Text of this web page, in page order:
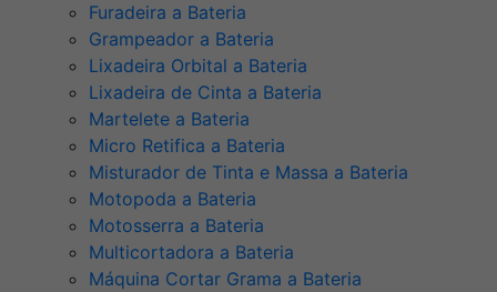
Furadeira a Bateria
Grampeador a Bateria
Lixadeira Orbital a Bateria
Lixadeira de Cinta a Bateria
Martelete a Bateria
Micro Retifica a Bateria
Misturador de Tinta e Massa a Bateria
Motopoda a Bateria
Motosserra a Bateria
Multicortadora a Bateria
Máquina Cortar Grama a Bateria